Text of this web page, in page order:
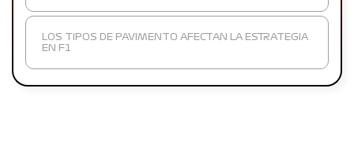
LOS TIPOS DE PAVIMENTO AFECTAN LA ESTRATEGIA
EN F1